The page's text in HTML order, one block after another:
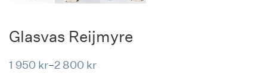
Glasvas Reijmyre
1 950 kr–2 800 kr
Prisintervall: